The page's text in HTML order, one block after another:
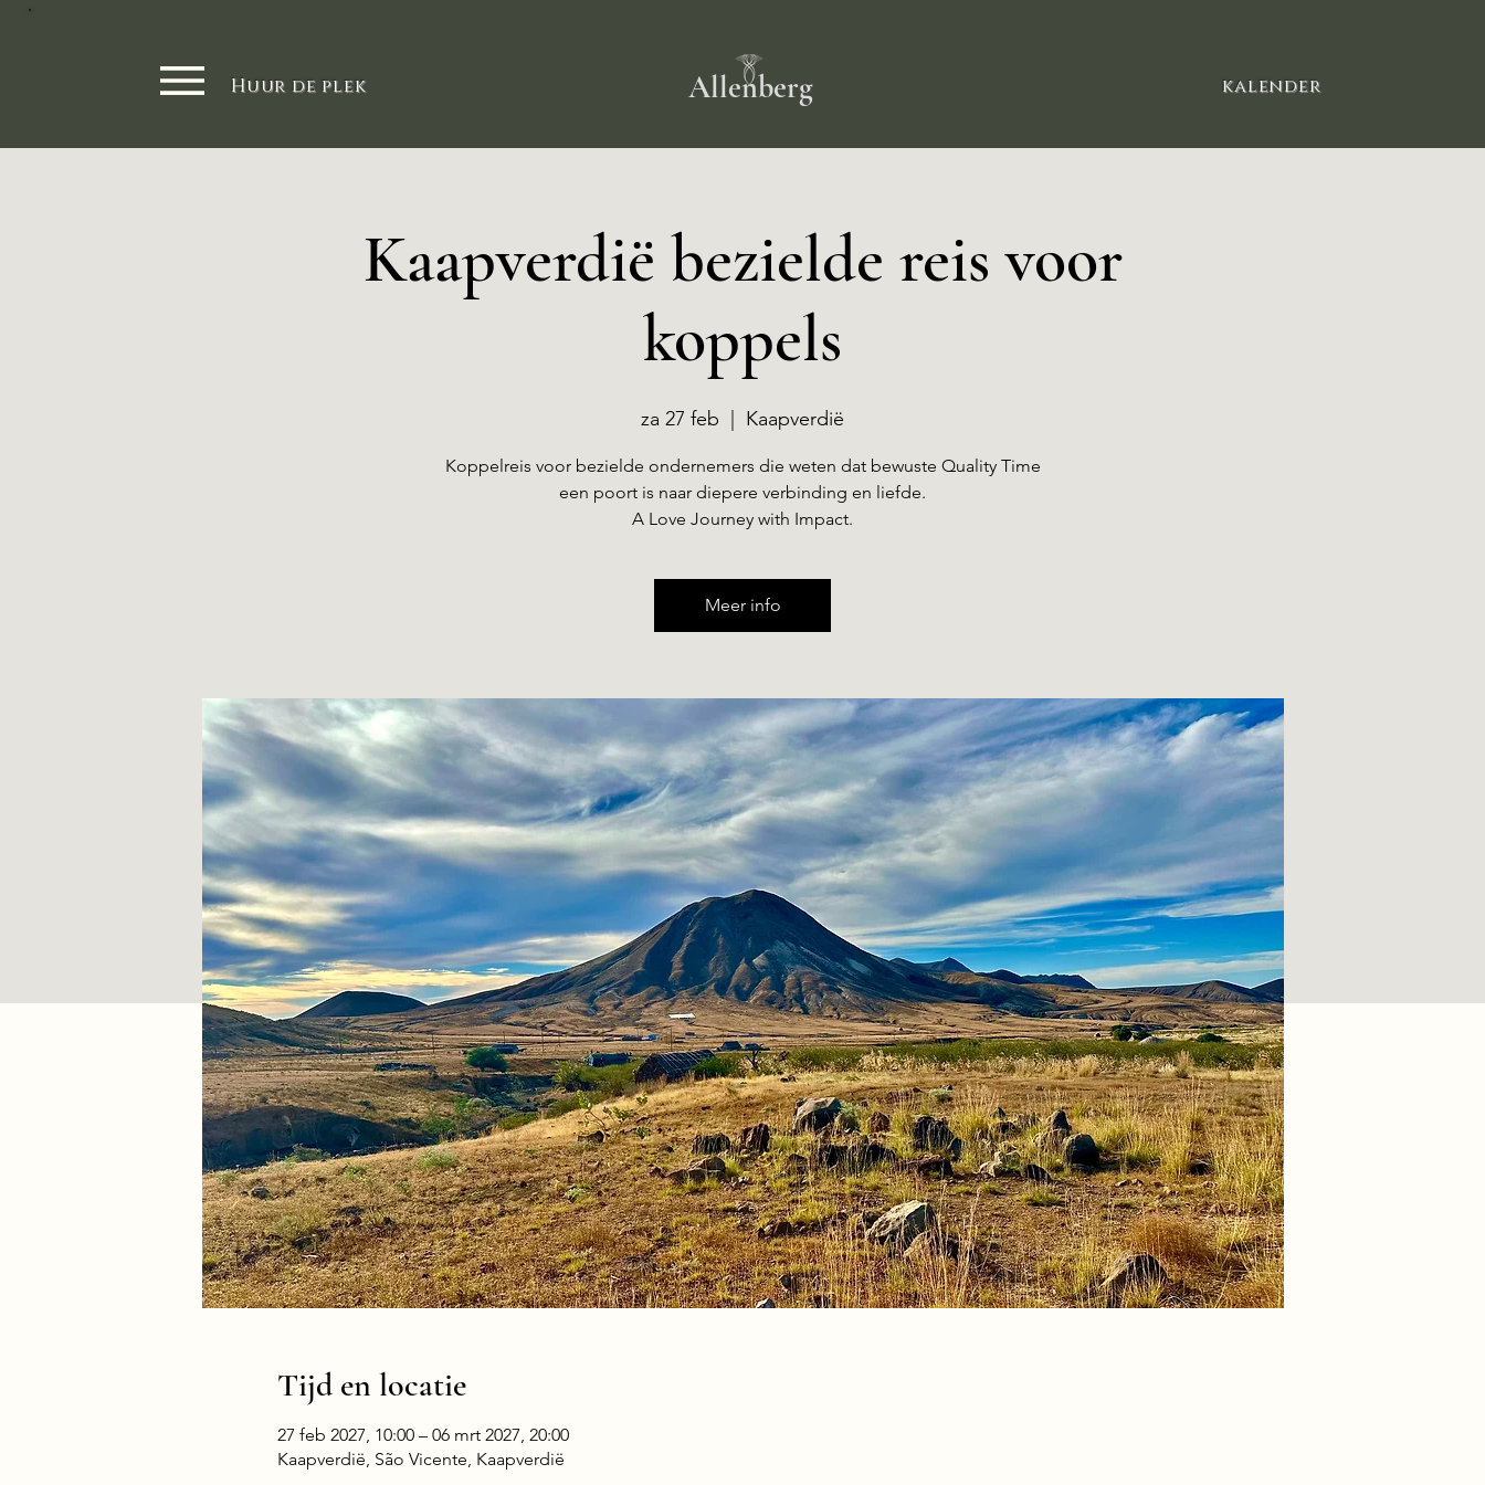
Huur de plek Allenberg kalender​
Kaapverdië bezielde reis voor
koppels
za 27 feb Kaapverdië
Koppelreis voor bezielde ondernemers die weten dat bewuste Quality Time
een poort is naar diepere verbinding en liefde.
A Love Journey with Impact.
Meer info
Tijd en locatie
27 feb 2027, 10:00 – 06 mrt 2027, 20:00
Kaapverdië, São Vicente, Kaapverdië